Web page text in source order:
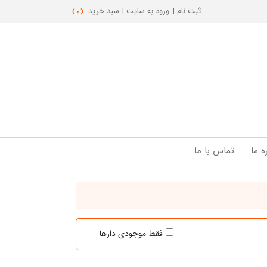
ثبت نام | ورود به سایت | سبد خرید ( 0 )
ما تماس با ما
فقط موجودی دارها